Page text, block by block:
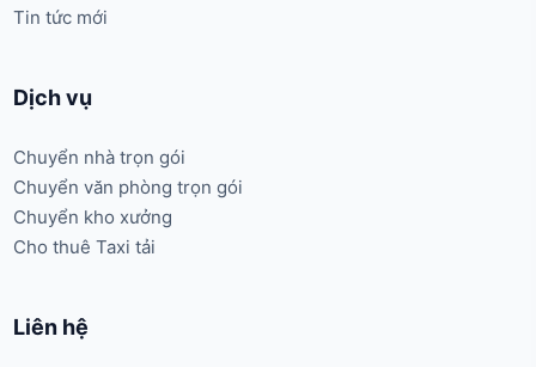
Tin tức mới
Dịch vụ
Chuyển nhà trọn gói
Chuyển văn phòng trọn gói
Chuyển kho xưởng
Cho thuê Taxi tải
Liên hệ